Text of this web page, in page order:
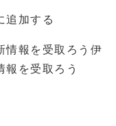
追加する
報を受取ろう 伊
を受取ろう